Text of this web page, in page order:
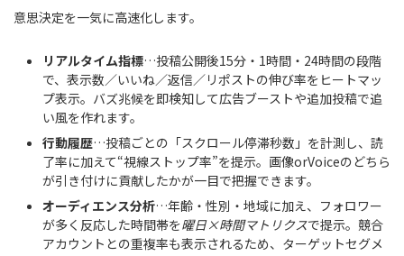
意思決定を一気に高速化します。
リアルタイム指標…投稿公開後15分・1時間・24時間の段階
で、表示数／いいね／返信／リポストの伸び率をヒートマッ
プ表示。バズ兆候を即検知して広告ブーストや追加投稿で追
い風を作れます。
行動履歴…投稿ごとの「スクロール停滞秒数」を計測し、読
了率に加えて“視線ストップ率”を提示。画像orVoiceのどちら
が引き付けに貢献したかが一目で把握できます。
オーディエンス分析…年齢・性別・地域に加え、フォロワー
が多く反応した時間帯を曜日×時間マトリクスで提示。競合
アカウントとの重複率も表示されるため、ターゲットセグメ